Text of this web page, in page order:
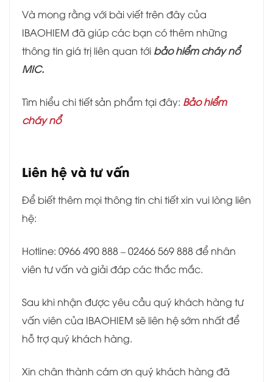
Và mong rằng với bài viết trên đây của
IBAOHIEM đã giúp các bạn có thêm những
thông tin giá trị liên quan tới bảo hiểm cháy nổ
MIC.
Tìm hiểu chi tiết sản phẩm tại đây: Bảo hiểm
cháy nổ
Liên hệ và tư vấn
Để biết thêm mọi thông tin chi tiết xin vui lòng liên
hệ:
Hotline: 0966 490 888 – 02466 569 888 để nhân
viên tư vấn và giải đáp các thắc mắc.
Sau khi nhận được yêu cầu quý khách hàng tư
vấn viên của IBAOHIEM sẽ liên hệ sớm nhất để
hỗ trợ quý khách hàng.
Xin chân thành cám ơn quý khách hàng đã